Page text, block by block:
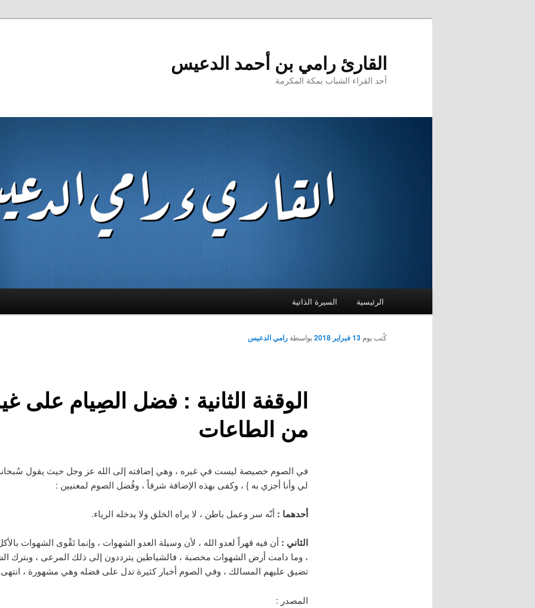
القارئ رامي بن أحمد الدعيس
أحد القراء الشباب بمكة المكرمة
الرئيسية السيرة الذاتية
الوقفة الثانية : فضل الصِيام على
من الطاعات
كُتب يوم 13 فبراير 2018 بواسطة رامي الدعيس
في الصوم خصيصة ليست في غيره ، وهي إضافته إلى الله عز وجل حيث يقول
لي وأنا أجزي به } ، وكفى بهذه الإضافة شرفاً ، وفُضل الصوم لمعنيين :
أحدهما : أنّه سر وعمل باطن ، لا يراه الخلق ولا يدخله الرياء.
الثاني : أن فيه قهراً لعدو الله ، لأن وسيلة العدو الشهوات ، وإنما تَقْوى الشهوات
، وما دامت أرض الشهوات مخصبة ، فالشياطين يترددون إلى ذلك المرعى ، وبترك
تضيق عليهم المسالك ، وفي الصوم أخبار كثيرة تدل على فضله وهي مشهورة ،
المصدر :